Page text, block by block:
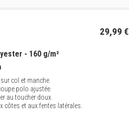
29,99 €
- 160 g/m²
col et manche.
polo ajustée.
au toucher doux.
côtes et aux fentes latérales.